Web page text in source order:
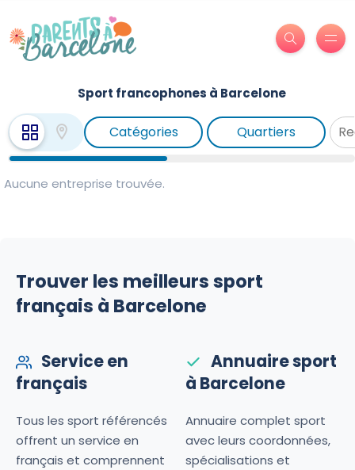
Sport francophones à Barcelone
Catégories Quartiers
Aucune entreprise trouvée.
Trouver les meilleurs sport
français à Barcelone
Service en
français
Tous les sport référencés
offrent un service en
français et comprennent
Annuaire sport
à Barcelone
Annuaire complet sport
avec leurs coordonnées,
spécialisations et